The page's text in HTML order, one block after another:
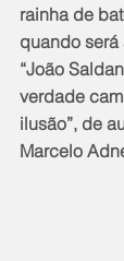
rainha de
quando
“João
verdade
ilusão”, de
Marcelo